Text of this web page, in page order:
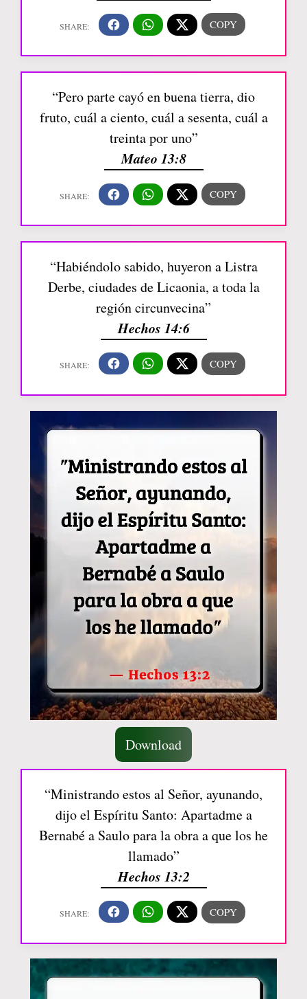
“Pero parte cayó en buena tierra, dio
fruto, cuál a ciento, cuál a sesenta, cuál a
treinta por uno”
Mateo 13:8
“Habiéndolo sabido, huyeron a Listra
Derbe, ciudades de Licaonia, a toda la
región circunvecina”
Hechos 14:6
Download
“Ministrando estos al Señor, ayunando,
dijo el Espíritu Santo: Apartadme a
Bernabé a Saulo para la obra a que los he
llamado”
Hechos 13:2